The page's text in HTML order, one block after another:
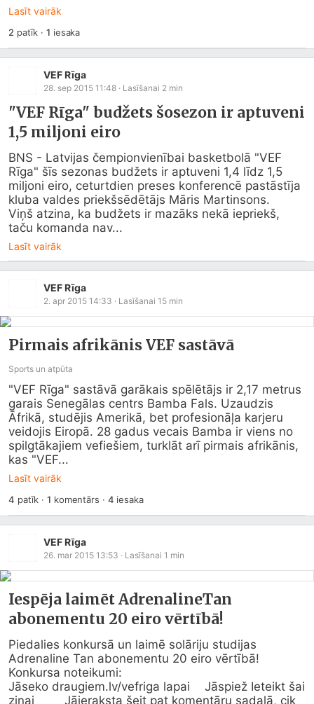
Lasīt vairāk
2 patīk ·1 iesaka
VEF Rīga
28. sep 2015 11:48 · Lasīšanai 2 min
"VEF Rīga" budžets šosezon ir aptuveni
1,5 miljoni eiro
BNS - Latvijas čempionvienībai basketbolā "VEF
Rīga" šīs sezonas budžets ir aptuveni 1,4 līdz 1,5
miljoni eiro, ceturtdien preses konferencē pastāstīja
kluba valdes priekšsēdētājs Māris Martinsons.
Viņš atzina, ka budžets ir mazāks nekā iepriekš,
taču komanda nav...
Lasīt vairāk
VEF Rīga
2. apr 2015 14:33 · Lasīšanai 15 min
Pirmais afrikānis VEF sastāvā
Sports un atpūta
"VEF Rīga" sastāvā garākais spēlētājs ir 2,17 metrus
garais Senegālas centrs Bamba Fals. Uzaudzis
Āfrikā, studējis Amerikā, bet profesionāļa karjeru
veidojis Eiropā. 28 gadus vecais Bamba ir viens no
spilgtākajiem vefiešiem, turklāt arī pirmais afrikānis,
kas "VEF...
Lasīt vairāk
4 patīk ·1 komentārs · 4 iesaka
VEF Rīga
26. mar 2015 13:53 · Lasīšanai 1 min
Iespēja laimēt AdrenalineTan
abonementu 20 eiro vērtībā!
Piedalies konkursā un laimē solāriju studijas
Adrenaline Tan abonementu 20 eiro vērtībā!
Konkursa noteikumi:
Jāseko draugiem.lv/vefriga lapai 	Jāspiež Ieteikt šai
ziņai 	Jāieraksta šeit pat komentāru sadaļā, cik